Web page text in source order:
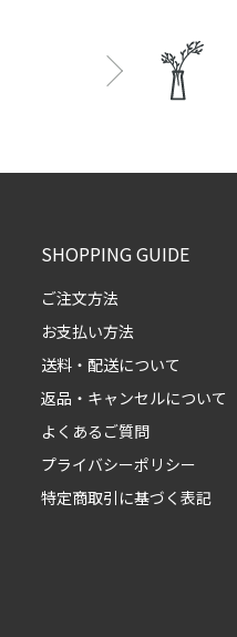
SHOPPING GUIDE
ご注文方法
お支払い方法
送料・配送について
返品・キャンセルについて
よくあるご質問
プライバシーポリシー
特定商取引に基づく表記